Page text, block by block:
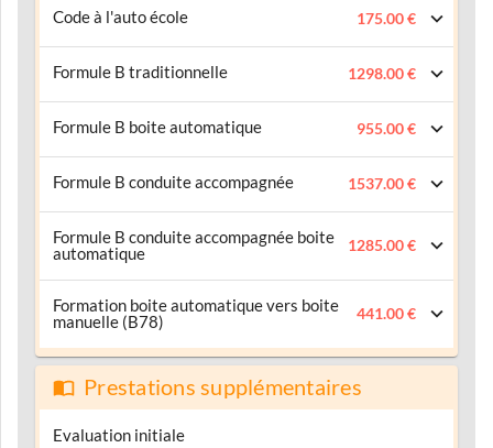
Code à l'auto école 175.00 €
Formule B traditionnelle 1298.00 €
Formule B boite automatique 955.00 €
Formule B conduite accompagnée 1537.00 €
Formule B conduite accompagnée boite
automatique
1285.00 €
Formation boite automatique vers boite
manuelle (B78)
441.00 €
Prestations supplémentaires
Evaluation initiale